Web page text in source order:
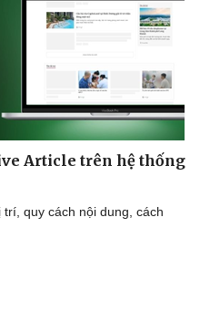
Article trên hệ thống
quy cách nội dung, cách